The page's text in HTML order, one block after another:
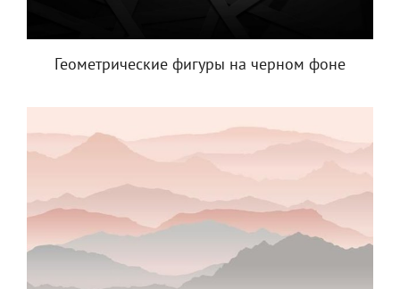
Геометрические фигуры на черном фоне